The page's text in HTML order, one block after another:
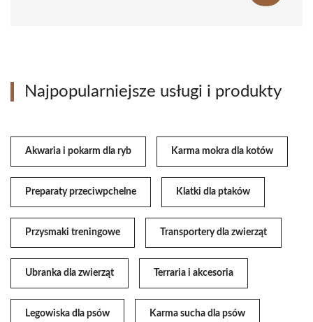
Najpopularniejsze usługi i produkty
Akwaria i pokarm dla ryb Karma mokra dla kotów
Preparaty przeciwpchelne Klatki dla ptaków
Przysmaki treningowe Transportery dla zwierząt
Ubranka dla zwierząt Terraria i akcesoria
Legowiska dla psów Karma sucha dla psów